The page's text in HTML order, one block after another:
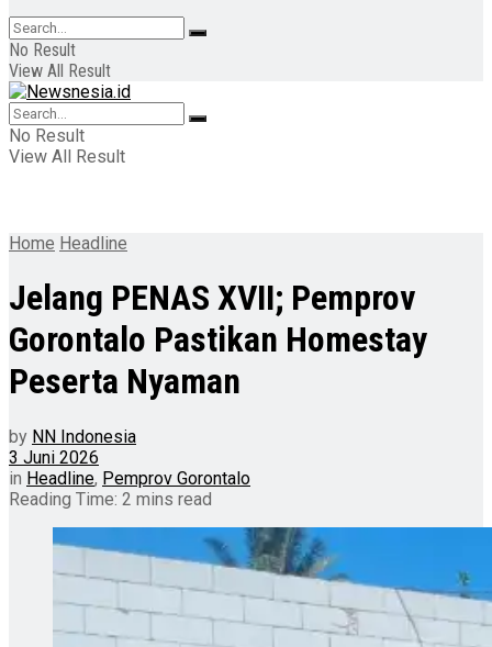
No Result
View All Result
No Result
View All Result
Home Headline
Jelang PENAS XVII; Pemprov
Gorontalo Pastikan Homestay
Peserta Nyaman
by NN Indonesia
3 Juni 2026
in Headline, Pemprov Gorontalo
Reading Time: 2 mins read